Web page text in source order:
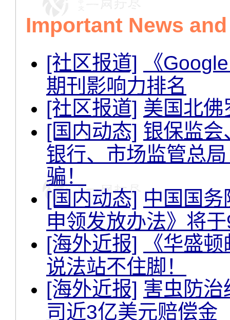
Important News
[社区报道] 《
期刊影响力排名
[社区报道] 美国北
[国内动态] 银保监会
银行、市场监管总局
骗！
[国内动态] 中国国
申领发放办法》将
[海外近报] 《华盛
说法站不住脚！
[海外近报] 害虫防
司近3亿美元赔偿金